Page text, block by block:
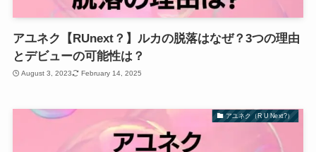
アユネク【RUnext？】ルカの脱落はなぜ？3つの理由
とデビューの可能性は？
August 3, 2023 February 14, 2025
アユネク（R U Next?）